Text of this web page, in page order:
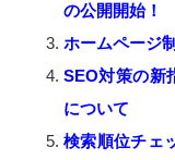
の公開開始！
ホームページ
SEO対策の新
について
検索順位チェ